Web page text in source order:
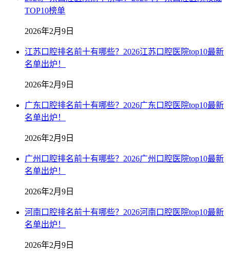
TOP10榜单
2026年2月9日
江苏口腔排名前十有哪些？2026江苏口腔医院top10最新
名单出炉！
2026年2月9日
广东口腔排名前十有哪些？2026广东口腔医院top10最新
名单出炉！
2026年2月9日
广州口腔排名前十有哪些？2026广州口腔医院top10最新
名单出炉！
2026年2月9日
河南口腔排名前十有哪些？2026河南口腔医院top10最新
名单出炉！
2026年2月9日